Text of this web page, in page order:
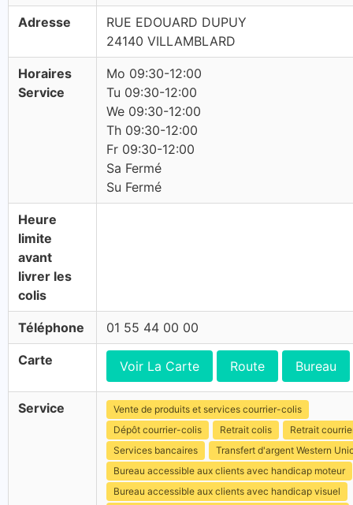
Adresse
RUE EDOUARD DUPUY
24140 VILLAMBLARD
Horaires
Service
Mo 09:30-12:00
Tu 09:30-12:00
We 09:30-12:00
Th 09:30-12:00
Fr 09:30-12:00
Sa Fermé
Su Fermé
Heure
limite
avant
livrer les
colis
Téléphone 01 55 44 00 00
Carte Voir La Carte Route Bureau
Service
Vente de produits et services courrier-colis
Dépôt courrier-colis
Retrait colis
Retrait
Services bancaires
Transfert d'argent Western
Bureau accessible aux clients avec handicap moteur
Bureau accessible aux clients avec handicap visuel